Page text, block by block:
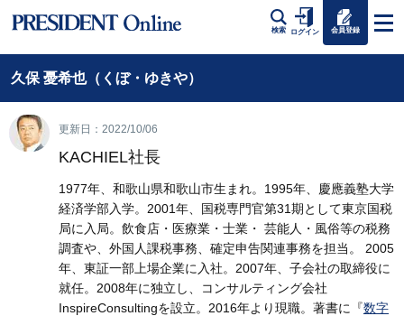
検索 ログイン 会員登録
久保 憂希也（くぼ・ゆきや）
更新日：2022/10/06
KACHIEL社長
1977年、和歌山県和歌山市生まれ。1995年、慶應義塾大学
経済学部入学。2001年、国税専門官第31期として東京国税
局に入局。飲食店・医療業・士業・ 芸能人・風俗等の税務
調査や、外国人課税事務、確定申告関連事務を担当。 2005
年、東証一部上場企業に入社。2007年、子会社の取締役に
就任。2008年に独立し、コンサルティング会社
InspireConsultingを設立。2016年より現職。著書に『数字